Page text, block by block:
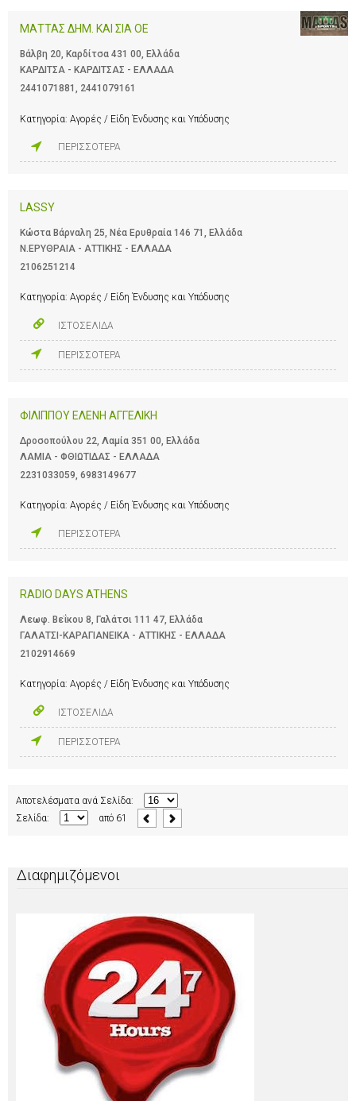
ΜΑΤΤΑΣ ΔΗΜ. ΚΑΙ ΣΙΑ ΟΕ
Βάλβη 20, Καρδίτσα 431 00, Ελλάδα
ΚΑΡΔΙΤΣΑ - ΚΑΡΔΙΤΣΑΣ - ΕΛΛΑΔΑ
2441071881 , 2441079161
Κατηγορία: Αγορές / Είδη Ένδυσης και Υπόδυσης
ΠΕΡΙΣΣΟΤΕΡΑ
LASSY
Κώστα Βάρναλη 25, Νέα Ερυθραία 146 71, Ελλάδα
Ν.ΕΡΥΘΡΑΙΑ - ΑΤΤΙΚΗΣ - ΕΛΛΑΔΑ
2106251214
Κατηγορία: Αγορές / Είδη Ένδυσης και Υπόδυσης
ΙΣΤΟΣΕΛΙΔΑ
ΠΕΡΙΣΣΟΤΕΡΑ
ΦΙΛΙΠΠΟΥ ΕΛΕΝΗ ΑΓΓΕΛΙΚΗ
Δροσοπούλου 22, Λαμία 351 00, Ελλάδα
ΛΑΜΙΑ - ΦΘΙΩΤΙΔΑΣ - ΕΛΛΑΔΑ
2231033059, 6983149677
Κατηγορία: Αγορές / Είδη Ένδυσης και Υπόδυσης
ΠΕΡΙΣΣΟΤΕΡΑ
RADIO DAYS ATHENS
Λεωφ. Βεΐκου 8, Γαλάτσι 111 47, Ελλάδα
ΓΑΛΑΤΣΙ-ΚΑΡΑΓΙΑΝΕΙΚΑ - ΑΤΤΙΚΗΣ - ΕΛΛΑΔΑ
2102914669
Κατηγορία: Αγορές / Είδη Ένδυσης και Υπόδυσης
ΙΣΤΟΣΕΛΙΔΑ
ΠΕΡΙΣΣΟΤΕΡΑ
Αποτελέσματα ανά Σελίδα:
Σελίδα:
από 61
Διαφημιζόμενοι